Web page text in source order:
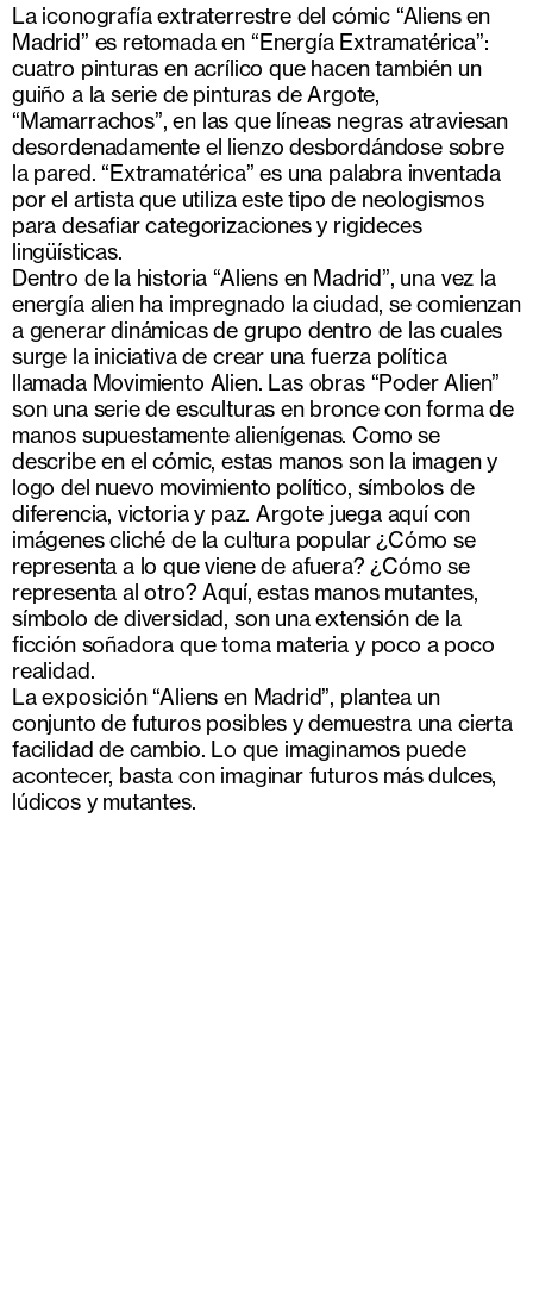
La iconografía extraterrestre del cómic “Aliens en
Madrid” es retomada en “Energía Extramatérica”:
cuatro pinturas en acrílico que hacen también un
guiño a la serie de pinturas de Argote,
“Mamarrachos”, en las que líneas negras atraviesan
desordenadamente el lienzo desbordándose sobre
la pared. “Extramatérica” es una palabra inventada
por el artista que utiliza este tipo de neologismos
para desafiar categorizaciones y rigideces
lingüísticas.
Dentro de la historia “Aliens en Madrid”, una vez la
energía alien ha impregnado la ciudad, se comienzan
a generar dinámicas de grupo dentro de las cuales
surge la iniciativa de crear una fuerza política
llamada Movimiento Alien. Las obras “Poder Alien”
son una serie de esculturas en bronce con forma de
manos supuestamente alienígenas. Como se
describe en el cómic, estas manos son la imagen y
logo del nuevo movimiento político, símbolos de
diferencia, victoria y paz. Argote juega aquí con
imágenes cliché de la cultura popular ¿Cómo se
representa a lo que viene de afuera? ¿Cómo se
representa al otro? Aquí, estas manos mutantes,
símbolo de diversidad, son una extensión de la
ficción soñadora que toma materia y poco a poco
realidad.
La exposición “Aliens en Madrid”, plantea un
conjunto de futuros posibles y demuestra una cierta
facilidad de cambio. Lo que imaginamos puede
acontecer, basta con imaginar futuros más dulces,
lúdicos y mutantes.